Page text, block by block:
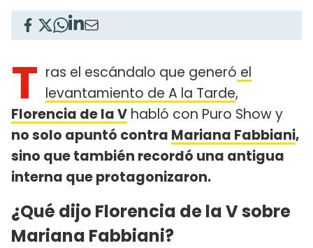
T ras el escándalo que generó el
levantamiento de A la Tarde,
Florencia de la V habló con Puro Show y
no solo apuntó contra Mariana Fabbiani,
sino que también recordó una antigua
interna que protagonizaron.
¿Qué dijo Florencia de la V sobre
Mariana Fabbiani?